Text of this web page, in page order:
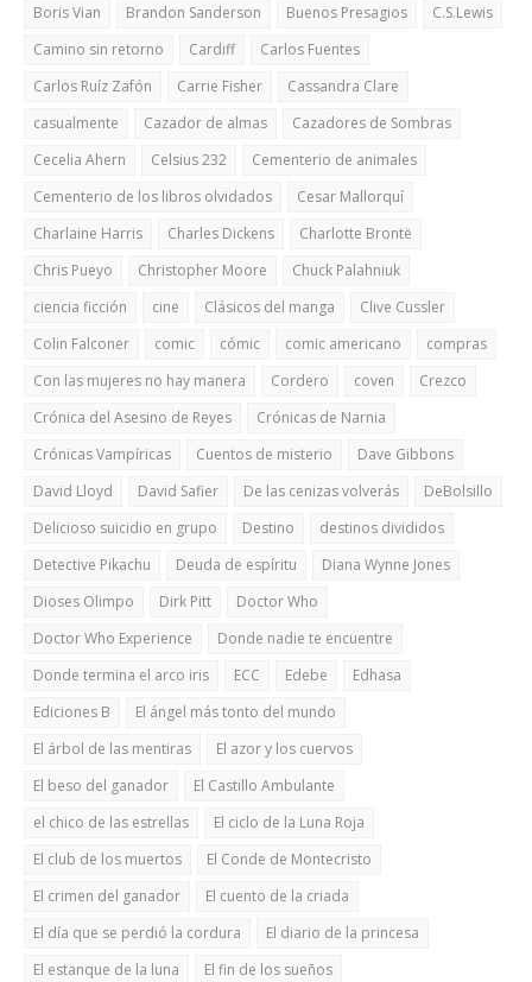
Boris Vian
Brandon Sanderson Buenos Presagios
C.S.Lewis
Camino sin retorno
Cardiff
Carlos Fuentes
Carlos Ruíz Zafón
Carrie Fisher
Cassandra Clare
casualmente
Cazador de almas
Cazadores de Sombras
Cecelia Ahern
Celsius 232
Cementerio de animales
Cementerio de los libros olvidados
Cesar Mallorquí
Charlaine Harris
Charles Dickens
Charlotte Brontë
Chris Pueyo
Christopher Moore
Chuck Palahniuk
ciencia ficción
cine Clásicos del manga
Clive Cussler
Colin Falconer
comic cómic comic americano
compras
Con las mujeres no hay manera
Cordero coven
Crezco
Crónica del Asesino de Reyes
Crónicas de Narnia
Crónicas Vampíricas
Cuentos de misterio
Dave Gibbons
David Lloyd
David Safier De las cenizas volverás
DeBolsillo
Delicioso suicidio en grupo
Destino
destinos divididos
Detective Pikachu
Deuda de espíritu
Diana Wynne Jones
Dioses Olimpo
Dirk Pitt
Doctor Who
Doctor Who Experience
Donde nadie te encuentre
Donde termina el arco iris
ECC Edebe
Edhasa
Ediciones B
El ángel más tonto del mundo
El árbol de las mentiras
El azor y los cuervos
El beso del ganador
El Castillo Ambulante
el chico de las estrellas
El ciclo de la Luna Roja
El club de los muertos
El Conde de Montecristo
El crimen del ganador
El cuento de la criada
El día que se perdió la cordura
El diario de la princesa
El estanque de la luna
El fin de los sueños